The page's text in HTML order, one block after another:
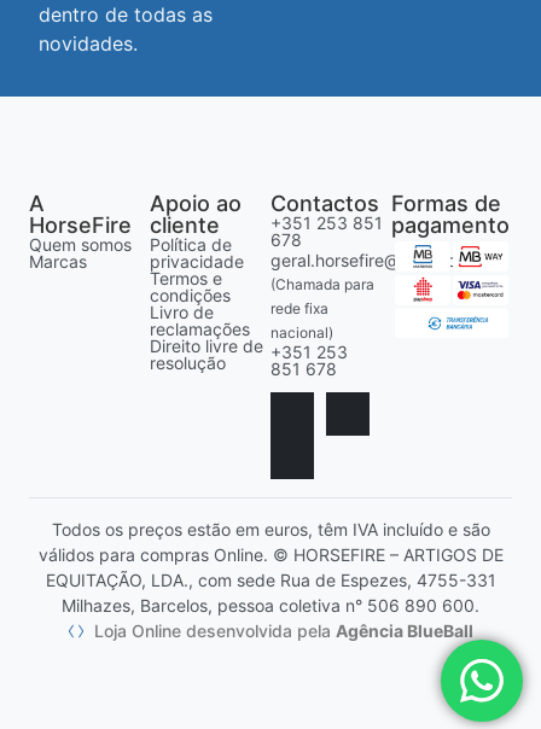
dentro de todas as
novidades.
A
HorseFire
Quem somos
Marcas
Apoio ao
cliente
Política de
privacidade
Termos e
condições
Livro de
reclamações
Direito livre de
resolução
Contactos
+351 253 851
678
geral.horsefire@gmail.com
(Chamada para
rede fixa
nacional)
+351 253
851 678
Formas de
pagamento
Todos os preços estão em euros, têm IVA incluído e são
válidos para compras Online. © HORSEFIRE – ARTIGOS DE
EQUITAÇÃO, LDA., com sede Rua de Espezes, 4755-331
Milhazes, Barcelos, pessoa coletiva n° 506 890 600.
Loja Online desenvolvida pela Agência BlueBall